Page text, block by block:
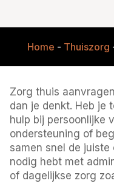
Home - Thuiszorg
Zorg thuis
dan je denkt. Heb je
hulp bij persoonlijke
ondersteuning of
samen snel de
nodig hebt met
of dagelijkse zorg